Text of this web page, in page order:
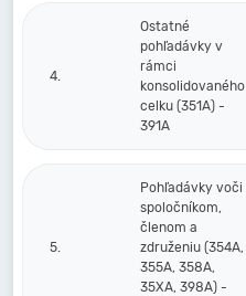
4.
Ostatné
pohľadávky v
rámci
konsolidovaného
celku (351A) -
391A
5.
Pohľadávky voči
spoločníkom,
členom a
združeniu (354A,
355A, 358A,
35XA, 398A) -